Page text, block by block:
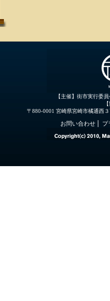
【主催】街市実行委
〒880-0001 宮崎県宮崎市橘通西
お問い合わせ プ